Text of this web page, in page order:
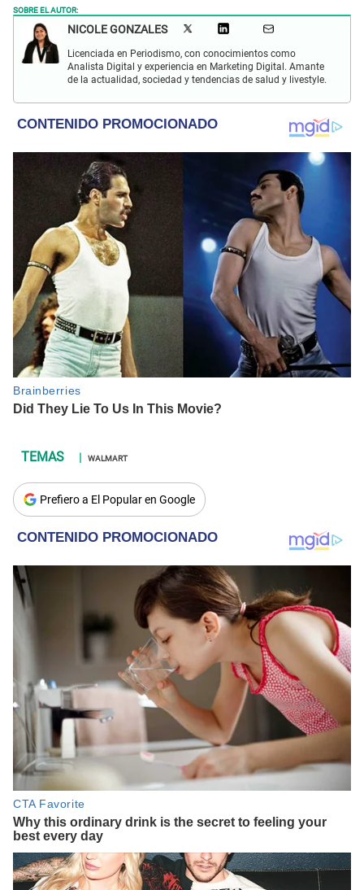
SOBRE EL AUTOR:
NICOLE GONZALES
Licenciada en Periodismo, con conocimientos como
Analista Digital y experiencia en Marketing Digital. Amante
de la actualidad, sociedad y tendencias de salud y livestyle.
WALMART
Prefiero a El Popular en Google